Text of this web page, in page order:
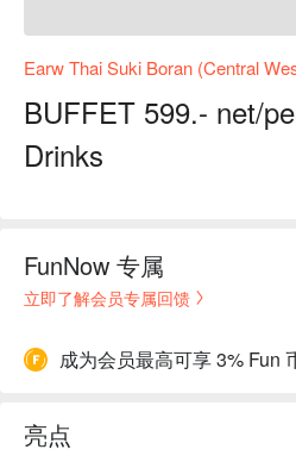
Earw Thai Suki Boran (Central
BUFFET 599.- net/
Drinks
FunNow 专属
立即了解会员专属回馈
成为会员最高可享 3% Fun
亮点